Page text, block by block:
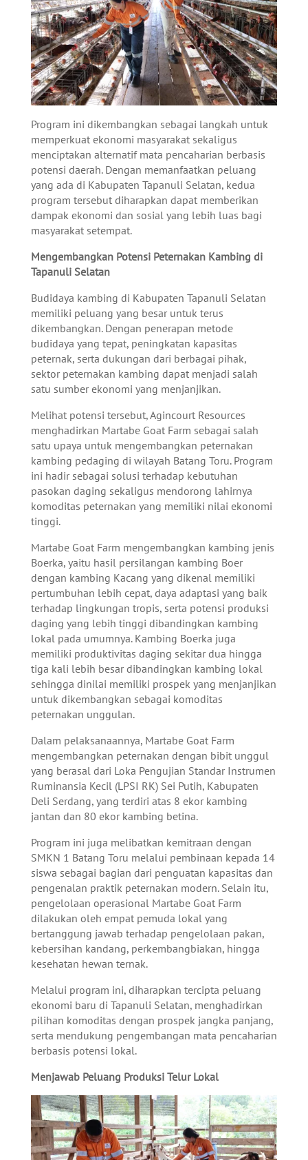
Program ini dikembangkan sebagai langkah untuk
memperkuat ekonomi masyarakat sekaligus
menciptakan alternatif mata pencaharian berbasis
potensi daerah. Dengan memanfaatkan peluang
yang ada di Kabupaten Tapanuli Selatan, kedua
program tersebut diharapkan dapat memberikan
dampak ekonomi dan sosial yang lebih luas bagi
masyarakat setempat.
Mengembangkan Potensi Peternakan Kambing di
Tapanuli Selatan
Budidaya kambing di Kabupaten Tapanuli Selatan
memiliki peluang yang besar untuk terus
dikembangkan. Dengan penerapan metode
budidaya yang tepat, peningkatan kapasitas
peternak, serta dukungan dari berbagai pihak,
sektor peternakan kambing dapat menjadi salah
satu sumber ekonomi yang menjanjikan.
Melihat potensi tersebut, Agincourt Resources
menghadirkan Martabe Goat Farm sebagai salah
satu upaya untuk mengembangkan peternakan
kambing pedaging di wilayah Batang Toru. Program
ini hadir sebagai solusi terhadap kebutuhan
pasokan daging sekaligus mendorong lahirnya
komoditas peternakan yang memiliki nilai ekonomi
tinggi.
Martabe Goat Farm mengembangkan kambing jenis
Boerka, yaitu hasil persilangan kambing Boer
dengan kambing Kacang yang dikenal memiliki
pertumbuhan lebih cepat, daya adaptasi yang baik
terhadap lingkungan tropis, serta potensi produksi
daging yang lebih tinggi dibandingkan kambing
lokal pada umumnya. Kambing Boerka juga
memiliki produktivitas daging sekitar dua hingga
tiga kali lebih besar dibandingkan kambing lokal
sehingga dinilai memiliki prospek yang menjanjikan
untuk dikembangkan sebagai komoditas
peternakan unggulan.
Dalam pelaksanaannya, Martabe Goat Farm
mengembangkan peternakan dengan bibit unggul
yang berasal dari Loka Pengujian Standar Instrumen
Ruminansia Kecil (LPSI RK) Sei Putih, Kabupaten
Deli Serdang, yang terdiri atas 8 ekor kambing
jantan dan 80 ekor kambing betina.
Program ini juga melibatkan kemitraan dengan
SMKN 1 Batang Toru melalui pembinaan kepada 14
siswa sebagai bagian dari penguatan kapasitas dan
pengenalan praktik peternakan modern. Selain itu,
pengelolaan operasional Martabe Goat Farm
dilakukan oleh empat pemuda lokal yang
bertanggung jawab terhadap pengelolaan pakan,
kebersihan kandang, perkembangbiakan, hingga
kesehatan hewan ternak.
Melalui program ini, diharapkan tercipta peluang
ekonomi baru di Tapanuli Selatan, menghadirkan
pilihan komoditas dengan prospek jangka panjang,
serta mendukung pengembangan mata pencaharian
berbasis potensi lokal.
Menjawab Peluang Produksi Telur Lokal